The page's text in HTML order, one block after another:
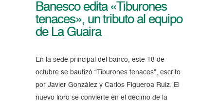
Banesco edita «Tiburones
tenaces», un tributo al equipo
de La Guaira
En la sede principal del banco, este 18 de
octubre se bautizó “Tiburones tenaces”, escrito
por Javier González y Carlos Figueroa Ruiz. El
nuevo libro se convierte en el décimo de la